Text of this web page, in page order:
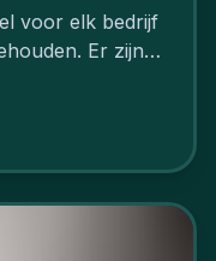
voor elk bedrijf
Er zijn
pak je dat